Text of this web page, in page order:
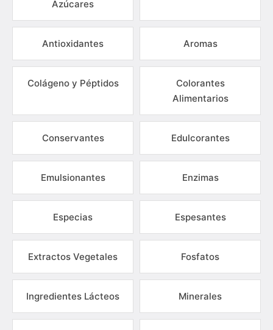
Azúcares
Antioxidantes Aromas
Colágeno y Péptidos
Colorantes
Alimentarios
Conservantes Edulcorantes
Emulsionantes Enzimas
Especias Espesantes
Extractos Vegetales Fosfatos
Ingredientes Lácteos Minerales